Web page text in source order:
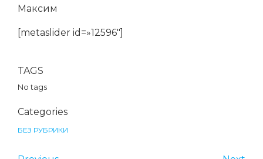
Максим
[metaslider id=»12596″]
TAGS
No tags
Categories
БЕЗ РУБРИКИ